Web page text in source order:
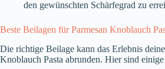
den gewünschten Schärfegrad zu
Beste Beilagen für Parmesan Knoblauch
Die richtige Beilage kann das Erlebnis
Knoblauch Pasta abrunden. Hier sind